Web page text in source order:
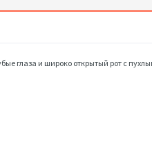
глаза и широко открытый рот с